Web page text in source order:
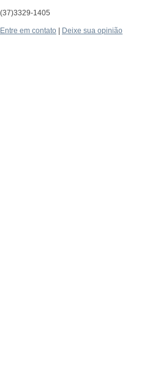
(37)3329-1405
Entre em contato Deixe sua opinião